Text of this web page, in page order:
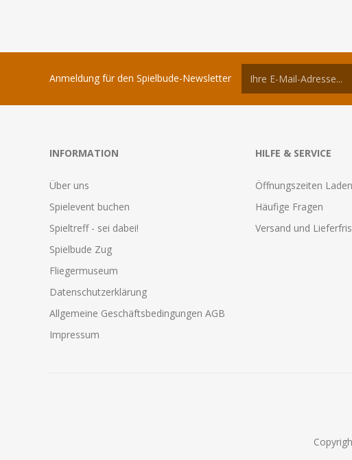
Anmeldung für den Spielbude-Newsletter
INFORMATION
Über uns
Spielevent buchen
Spieltreff - sei dabei!
Spielbude Zug
Fliegermuseum
Datenschutzerklärung
Allgemeine Geschäftsbedingungen AGB
Impressum
HILFE & SERVICE
Öffnungszeiten
Häufige Fragen
Versand und